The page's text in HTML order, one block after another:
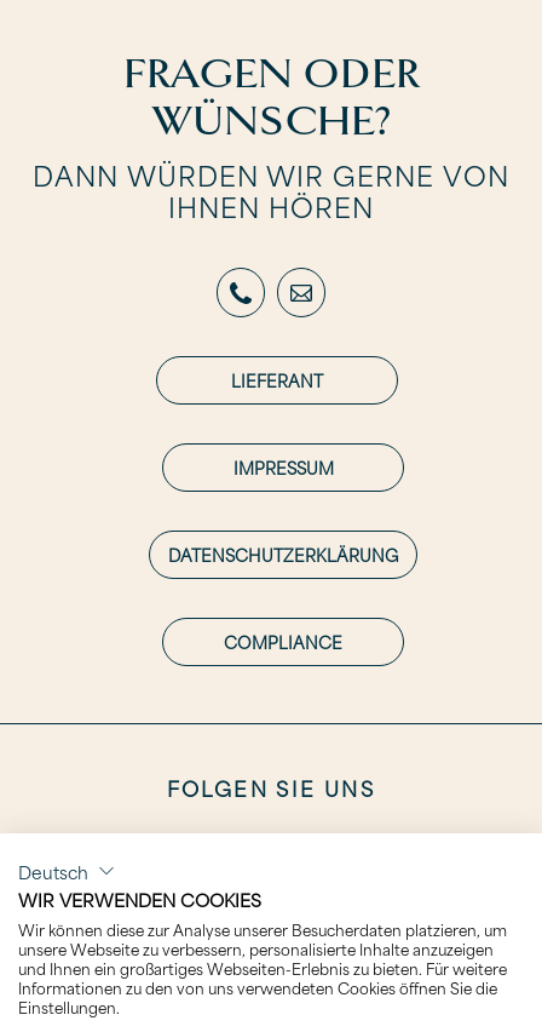
FRAGEN ODER
WÜNSCHE?
DANN WÜRDEN WIR GERNE VON
IHNEN HÖREN
LIEFERANT
IMPRESSUM
DATENSCHUTZERKLÄRUNG
COMPLIANCE
FOLGEN SIE UNS
KARRIERE
Deutsch
WIR VERWENDEN COOKIES
Wir können diese zur Analyse unserer Besucherdaten platzieren, um
unsere Webseite zu verbessern, personalisierte Inhalte anzuzeigen
und Ihnen ein großartiges Webseiten-Erlebnis zu bieten. Für weitere
Informationen zu den von uns verwendeten Cookies öffnen Sie die
Einstellungen.